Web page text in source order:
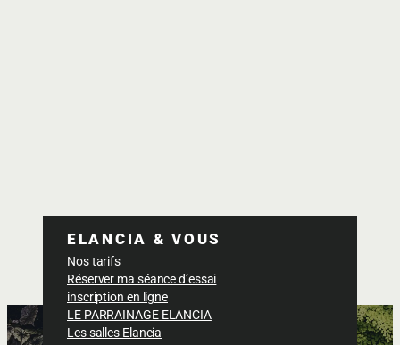
ELANCIA & VOUS
Nos tarifs
Réserver ma séance d’essai
inscription en ligne
LE PARRAINAGE ELANCIA
Les salles Elancia